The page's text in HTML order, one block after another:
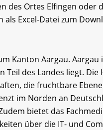
des Ortes Elfingen
als Excel-Datei zum
Kanton Aargau.
Teil des Landes liegt.
die fruchtbare
im Norden an
bietet das
über die IT- und